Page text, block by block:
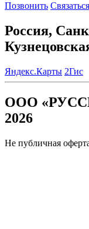
Позвонить
Россия,
Яндекс.Карты 2Гис
ООО
2026
Не публичная